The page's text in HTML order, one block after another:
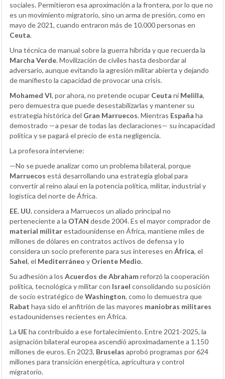
sociales. Permitieron esa aproximación a la frontera, por lo que no
es un movimiento migratorio, sino un arma de presión, como en
mayo de 2021, cuando entraron más de 10.000 personas en
Ceuta.
Una técnica de manual sobre la guerra híbrida y que recuerda la
Marcha Verde. Movilización de civiles hasta desbordar al
adversario, aunque evitando la agresión militar abierta y dejando
de manifiesto la capacidad de provocar una crisis.
Mohamed VI, por ahora, no pretende ocupar Ceuta ni Melilla,
pero demuestra que puede desestabilizarlas y mantener su
estrategia histórica del Gran Marruecos. Mientras España ha
demostrado —a pesar de todas las declaraciones— su incapacidad
política y se pagará el precio de esta negligencia.
La profesora interviene:
—No se puede analizar como un problema bilateral, porque
Marruecos está desarrollando una estrategia global para
convertir al reino alauí en la potencia política, militar, industrial y
logística del norte de África.
EE. UU.considera a Marruecos un aliado principal no
perteneciente a la OTAN desde 2004. Es el mayor comprador de
material militarestadounidense en África, mantiene miles de
millones de dólares en contratos activos de defensa y lo
considera un socio preferente para sus intereses en África, el
Sahel, el Mediterráneo y Oriente Medio.
Su adhesión a los Acuerdos de Abrahamreforzó la cooperación
política, tecnológica y militar con Israel consolidando su posición
de socio estratégico deWashington, como lo demuestra que
Rabat haya sido el anfitrión de las mayores maniobras militares
estadounidenses recientes en África.
La UEha contribuido a ese fortalecimiento. Entre 2021-2025, la
asignación bilateral europea ascendió aproximadamente a 1.150
millones de euros. En 2023, Bruselas aprobó programas por 624
millones para transición energética, agricultura y control
migratorio.